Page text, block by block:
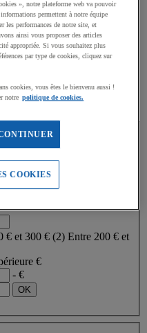
€ et 300 € (2) Entre 200 € et
€
- €
», notre plateforme web va pouvoir
permettent à notre équipe
les performances de notre site, et
ainsi vous proposer des articles
appropriée. Si vous souhaitez plus
par type de cookies, cliquez sur
cookies, vous êtes le bienvenu aussi !
notre politique de cookies.
COOKIES